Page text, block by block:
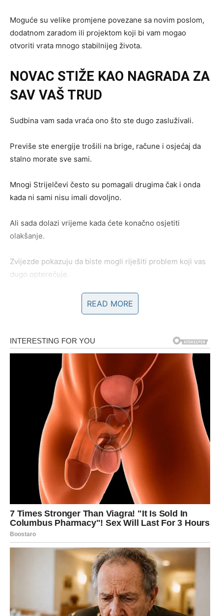
Moguće su velike promjene povezane sa novim poslom,
dodatnom zaradom ili projektom koji bi vam mogao
otvoriti vrata mnogo stabilnijeg života.
NOVAC STIŽE KAO NAGRADA ZA
SAV VAŠ TRUD
Sudbina vam sada vraća ono što ste dugo zasluživali.
Previše ste energije trošili na brige, račune i osjećaj da
stalno morate sve sami.
Mnogi Strijelčevi često su pomagali drugima čak i onda
kada ni sami nisu imali dovoljno.
Ali sada dolazi vrijeme kada ćete konačno osjetiti
olakšanje.
Zvijezde pokazuju da biste mogli riješiti problem koji vas
dugo opterećuje.
POSAO – OTVARAJU VAM SE
VRATA VELIKOG USPJEHA
Na poslovnom planu pred vama je veoma važan period.
Mnogi Strijelčevi će dobiti priliku da pokažu koliko
vrijede.
Ono što ste dugo pokušavali ostvariti sada bi konačno
moglo krenuti u pravom smjeru.
Moguće su veoma važne promjene povezane sa
karijerom, novim poslovnim kontaktima ili odlukom koja bi
vam mogla potpuno promijeniti život.
READ MORE